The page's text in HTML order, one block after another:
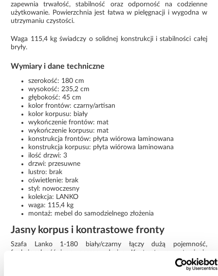
zapewnia trwałość, stabilność oraz odporność na codzienne
użytkowanie. Powierzchnia jest łatwa w pielęgnacji i wygodna w
utrzymaniu czystości.
Waga 115,4 kg świadczy o solidnej konstrukcji i stabilności całej
bryły.
Wymiary i dane techniczne
szerokość: 180 cm
wysokość: 235,2 cm
głębokość: 45 cm
kolor frontów: czarny/artisan
kolor korpusu: biały
wykończenie frontów: mat
wykończenie korpusu: mat
konstrukcja frontów: płyta wiórowa laminowana
konstrukcja korpusu: płyta wiórowa laminowana
ilość drzwi: 3
drzwi: przesuwne
lustro: brak
oświetlenie: brak
styl: nowoczesny
kolekcja: LANKO
waga: 115,4 kg
montaż: mebel do samodzielnego złożenia
Jasny korpus i kontrastowe fronty
Szafa Lanko 1-180 biały/czarny łączy dużą pojemność,
funkcjonalność i nowoczesny design. Kontrastowe zestawienie
białego korpusu z ciemnymi frontami nadaje meblowi wyrazisty, a
jednocześnie elegancki charakter, pasujący do współczesnych